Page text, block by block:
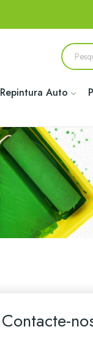
Repintura Auto
Contacte-